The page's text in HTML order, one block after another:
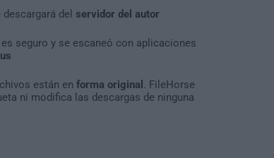
del servidor del autor
seguro y se escaneó con aplicaciones
están en forma original
. FileHorse
ni modifica las descargas de ninguna